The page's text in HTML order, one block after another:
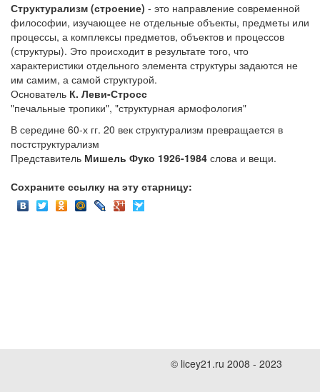
Структурализм (строение) - это направление современной
философии, изучающее не отдельные объекты, предметы или
процессы, а комплексы предметов, объектов и процессов
(структуры). Это происходит в результате того, что
характеристики отдельного элемента структуры задаются не
им самим, а самой структурой.
Основатель К. Леви-Стросс
"печальные тропики", "структурная армофология"
В середине 60-х гг. 20 век структурализм превращается в
постструктурализм
Представитель Мишель Фуко 1926-1984 слова и вещи.
Сохраните ссылку на эту старницу:
© licey21.ru 2008 - 2023